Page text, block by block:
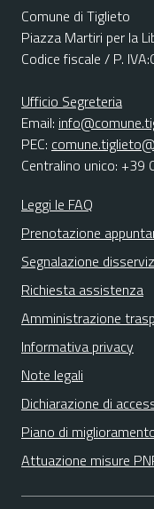
Comune di Tiglieto
Piazza Martiri per la
Codice fiscale / P.
Ufficio Segreteria
Email:
PEC:
Centralino unico: +39
Leggi le FAQ
Prenotazione
Segnalazione
Richiesta assistenza
Amministrazione
Informativa privacy
Note legali
Dichiarazione di
Piano di
Attuazione misure